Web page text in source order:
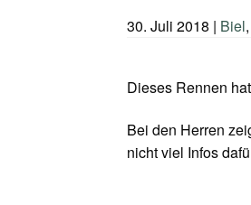
30. Juli 2018 | Biel,
Dieses Rennen
Bei den Herren
nicht viel Infos